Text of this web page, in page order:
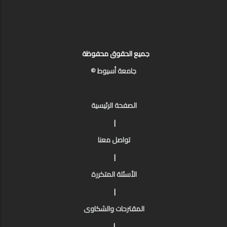
جميع الحقوق محفوظة
جامعة أسيوط ©
الصفحة الرئيسية
|
تواصل معنا
|
الأسئلة المتكررة
|
المقترحات والشكاوى